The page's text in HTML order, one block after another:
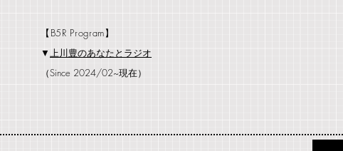
【B5R Program】
▼上川豊のあなたとラジオ
（Since 2024/02~現在）